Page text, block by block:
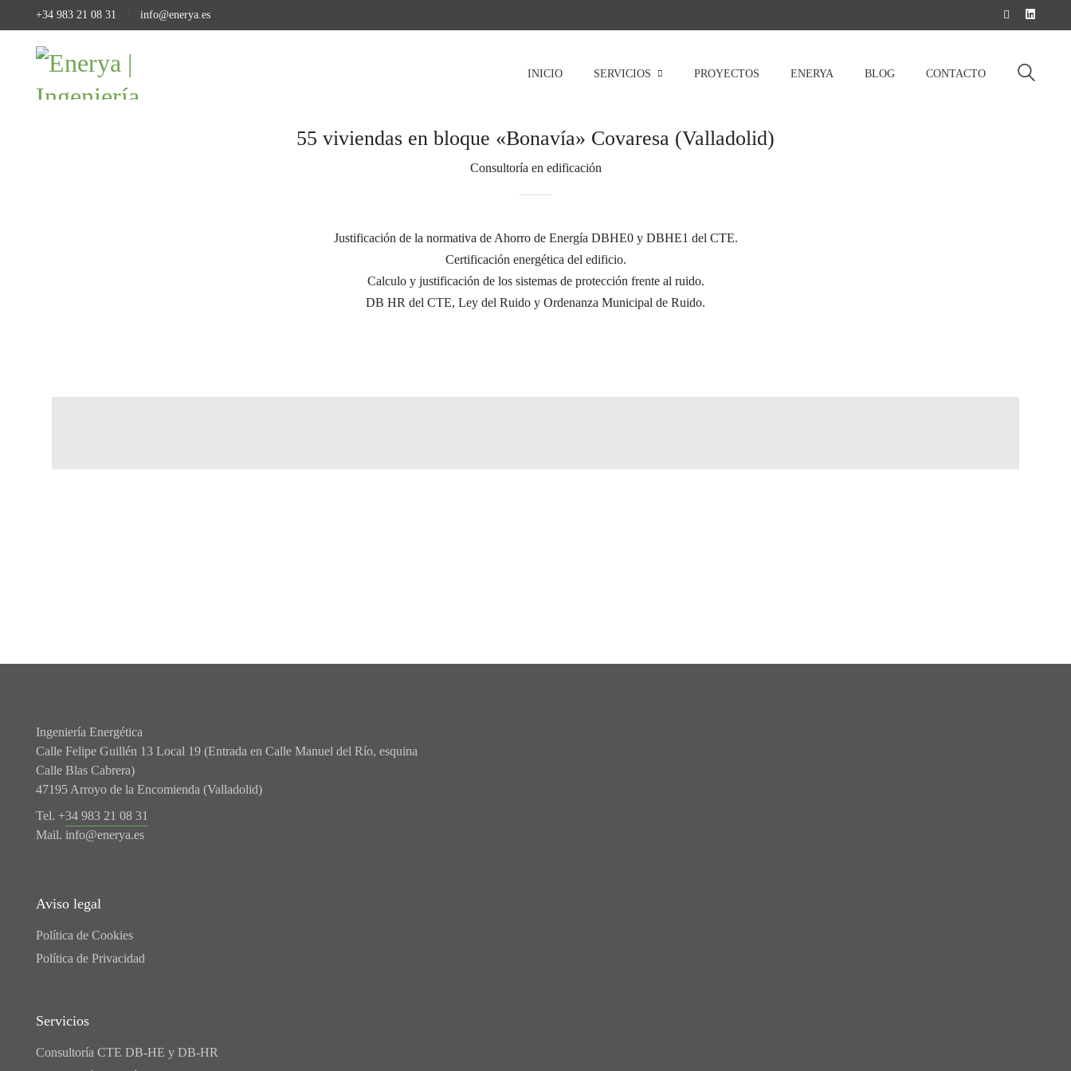
+34 983 21 08 31 info@enerya.es
INICIO SERVICIOS PROYECTOS ENERYA BLOG CONTACTO
55 viviendas en bloque «Bonavía» Covaresa (Valladolid)
Consultoría en edificación
Justificación de la normativa de Ahorro de Energía DBHE0 y DBHE1 del CTE.
Certificación energética del edificio.
Calculo y justificación de los sistemas de protección frente al ruido.
DB HR del CTE, Ley del Ruido y Ordenanza Municipal de Ruido.
Ingeniería Energética
Calle Felipe Guillén 13 Local 19 (Entrada en Calle Manuel del Río, esquina
Calle Blas Cabrera)
47195 Arroyo de la Encomienda (Valladolid)
Tel. +34 983 21 08 31
Mail. info@enerya.es
Aviso legal
Política de Cookies
Política de Privacidad
Servicios
Consultoría CTE DB-HE y DB-HR